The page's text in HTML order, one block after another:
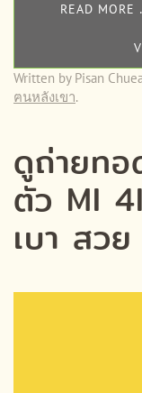
READ
Written by Pisan
ฅนหลังเขา.
ดูถ่ายท
ตัว MI
เบา สวย